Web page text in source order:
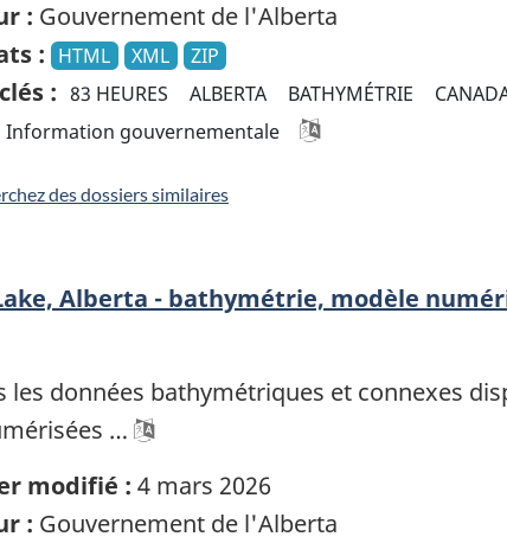
: Gouvernement de l'Alberta
: HTML XML ZIP
: 83 HEURES ALBERTA BATHYMÉTRIE
Information gouvernementale
des dossiers similaires
Alberta - bathymétrie, modèle
les données bathymétriques et connexes
…
modifié : 4 mars 2026
: Gouvernement de l'Alberta